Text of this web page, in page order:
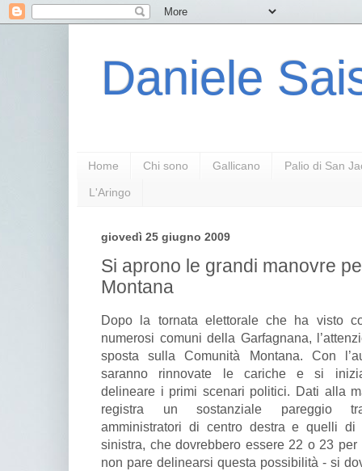
Daniele
Home Chi sono Gallicano Palio di San
L'Aringo
giovedì 25 giugno 2009
Si aprono le grandi manovre
Montana
Dopo la tornata elettorale che ha visto
numerosi comuni della Garfagnana,
sposta sulla Comunità Montana. Con
saranno rinnovate le cariche e si
delineare i primi scenari politici. Dati alla
registra un sostanziale pareggio
amministratori di centro destra e quelli di
sinistra, che dovrebbero essere 22 o 23
non pare delinearsi questa possibilità - si